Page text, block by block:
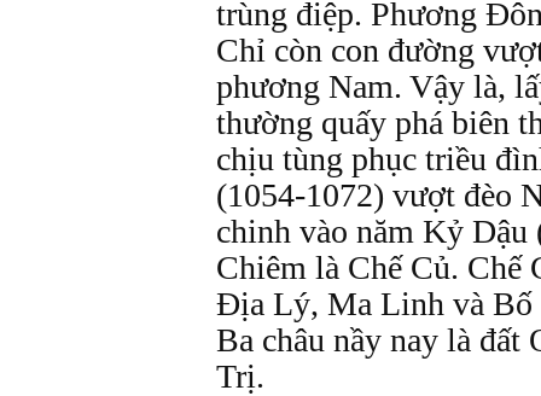
trùng điệp. Phương
Chỉ còn con đường
phương Nam. Vậy là,
thường quấy phá biên
chịu tùng phục triều
(1054-1072) vượt đèo
chinh vào năm Kỷ Dậu
Chiêm là Chế Củ. Chế
Địa Lý, Ma Linh và Bố
Ba châu nầy nay là đất
Trị.